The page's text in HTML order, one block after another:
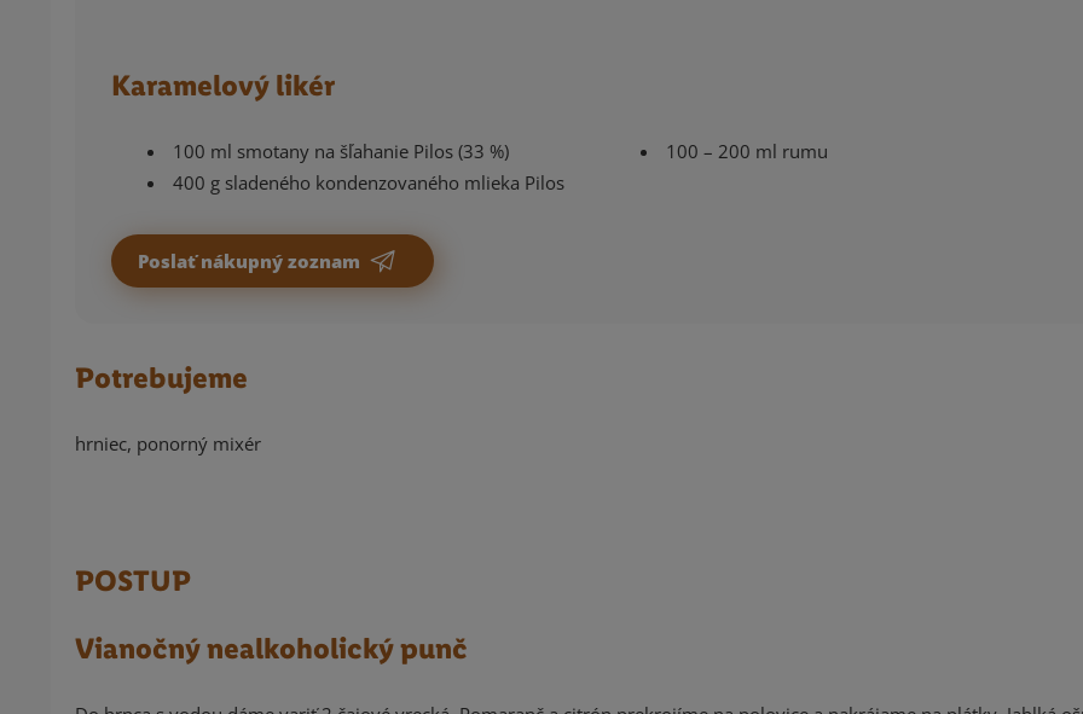
Karamelový likér
100 ml smotany na šľahanie Pilos (33 %)
400 g sladeného kondenzovaného mlieka Pilos
100 – 200 ml rumu
Poslať nákupný zoznam
Potrebujeme
hrniec, ponorný mixér
POSTUP
Vianočný nealkoholický punč